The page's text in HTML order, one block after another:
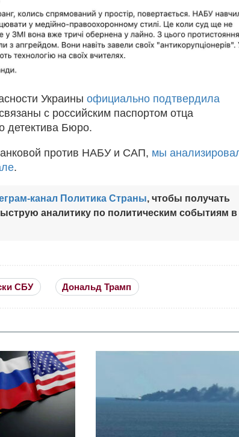
Украины официально подтвердила
с российским паспортом отца
детектива Бюро.
против НАБУ и САП, мы
.
канал Политика Страны, чтобы получать
аналитику по политическим событиям в
СБУ Дональд Трамп